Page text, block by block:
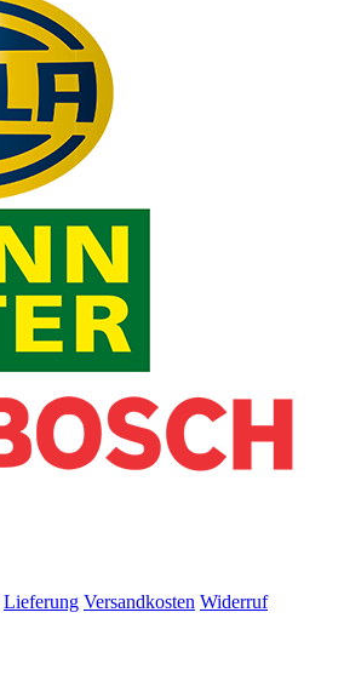
Lieferung Versandkosten Widerruf